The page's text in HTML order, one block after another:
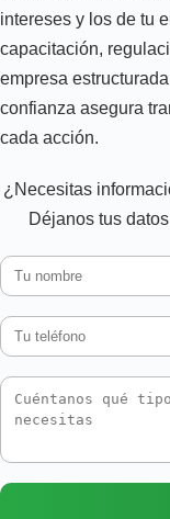
intereses y los de tu
capacitación,
empresa
confianza asegura
cada acción.
¿Necesitas
Déjanos tus